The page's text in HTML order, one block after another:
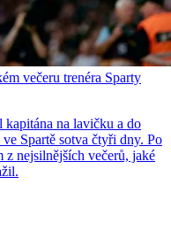
večeru trenéra Sparty
na lavičku a do
Spartě sotva čtyři dny. Po
nejsilnějších večerů, jaké